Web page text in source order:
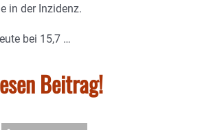
in der Inzidenz.
bei 15,7 …
Beitrag!